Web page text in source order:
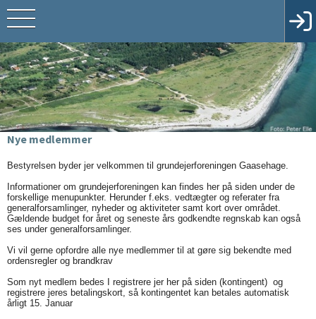
Nye medlemmer
Bestyrelsen byder jer velkommen til grundejerforeningen Gaasehage.
Informationer om grundejerforeningen kan findes her på siden under de
forskellige menupunkter. Herunder f.eks. vedtægter og referater fra
generalforsamlinger, nyheder og aktiviteter samt kort over området.
Gældende budget for året og seneste års godkendte regnskab kan også
ses under generalforsamlinger.
Vi vil gerne opfordre alle nye medlemmer til at gøre sig bekendte med
ordensregler og brandkrav
Som nyt medlem bedes I registrere jer her på siden (kontingent) og
registrere jeres betalingskort, så kontingentet kan betales automatisk
årligt 15. Januar